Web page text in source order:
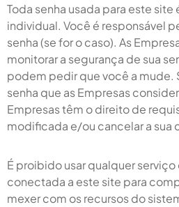
Toda senha usada para este site
individual. Você é responsável
senha (se for o caso). As
monitorar a segurança de sua
podem pedir que você a mude.
senha que as Empresas
Empresas têm o direito de
modificada e/ou cancelar a sua
É proibido usar qualquer
conectada a este site para
mexer com os recursos do